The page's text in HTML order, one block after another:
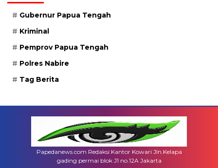
Gubernur Papua Tengah
Kriminal
Pemprov Papua Tengah
Polres Nabire
Tag Berita
Papedanews.com Redaksi:Kantor Kowari Jln.Kelapa
gading permai blok J1 no.12A Jakarta